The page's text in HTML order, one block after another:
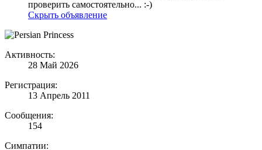
проверить самостоятельно... :-)
Скрыть объявление
Активность:
28 Май 2026
Регистрация:
13 Апрель 2011
Сообщения:
154
Симпатии: